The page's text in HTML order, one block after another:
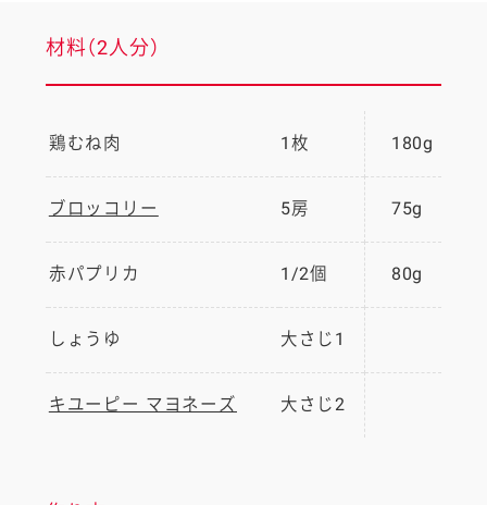
材料（2人分）
鶏むね肉 1枚 180g
ブロッコリー 5房 75g
赤パプリカ 1/2個 80g
しょうゆ 大さじ1
キユーピー マヨネーズ 大さじ2